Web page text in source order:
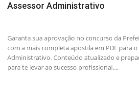
Assessor Administrativo
Garanta sua aprovação no concurso da
com a mais completa apostila em PDF para o
Administrativo. Conteúdo atualizado e
para te levar ao sucesso profissional....